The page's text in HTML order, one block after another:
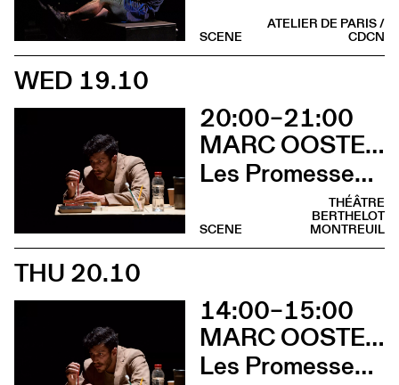
ATELIER DE PARIS /
CDCN
SCENE
WED 19.10
20:00–21:00
MARC OOSTERHOFF
Les Promesses de l’incertitude
THÉÂTRE
BERTHELOT
MONTREUIL
SCENE
THU 20.10
14:00–15:00
MARC OOSTERHOFF
Les Promesses de l’incertitude